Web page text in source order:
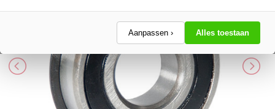
Aanpassen › Alles toestaan